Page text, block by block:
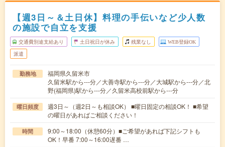
【週3日～＆土日休】料理の手伝いなど少人数
の施設で自立を支援
交通費別途支給あり 土日祝日が休み 残業なし WEB登録OK
派遣
勤務地
福岡県久留米市
久留米駅から---分／大善寺駅から---分／大城駅から---分／北
野(福岡県)駅から---分／久留米高校前駅から---分
曜日頻度
週3日～（週2日～も相談OK） ■曜日固定の相談OK！ ■希望
の曜日があればご相談ください！
時間
9:00～18:00（休憩60分）■ご希望があれば下記シフトも
OK！早番 7:00～16:00遅番 …